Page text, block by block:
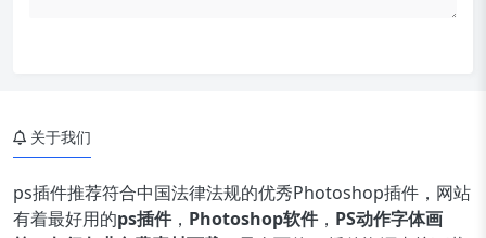
关于我们
ps插件推荐符合中国法律法规的优秀Photoshop插件，网站
有着最好用的ps插件， Photoshop软件， PS动作字体画